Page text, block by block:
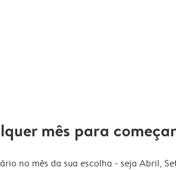
mês para começar
no mês da sua escolha - seja Abril,